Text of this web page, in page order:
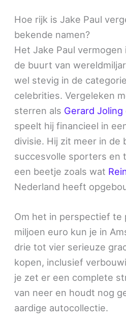
Hoe rijk is Jake Paul
bekende namen?
Het Jake Paul vermogen
de buurt van
wel stevig in de
celebrities. Vergeleken
sterren als Gerard Joling
speelt hij financieel in
divisie. Hij zit meer in de
succesvolle sporters en
een beetje zoals wat
Nederland heeft
Om het in perspectief te
miljoen euro kun je in
drie tot vier serieuze
kopen, inclusief
je zet er een complete
van neer en houdt nog
aardige autocollectie.